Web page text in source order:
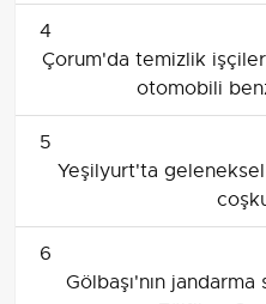
4
Çorum'da temizlik
otomobili
5
Yeşilyurt'ta
6
Gölbaşı'nın